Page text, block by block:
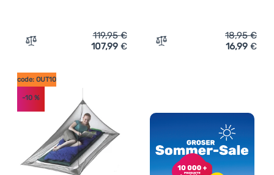
Zum Vergleich 'Poncho Sea to Summit Ultra-Sil Nano
119,95€
107,99 € Zum Vergleich
18,95€
16,99 €
code: OUT10
-10 %